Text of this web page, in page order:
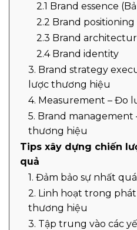
2.1 Brand essence
2.2 Brand positioning
2.3 Brand
2.4 Brand identity
3. Brand strategy
lược thương hiệu
4. Measurement – Đo
5. Brand management
thương hiệu
Tips xây dựng chiến
quả
1. Đảm bảo sự nhất
2. Linh hoạt trong
thương hiệu
3. Tập trung vào các